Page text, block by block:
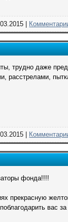
трудно даже
расстрелами,
фонда!!!!
прекрасную
вас